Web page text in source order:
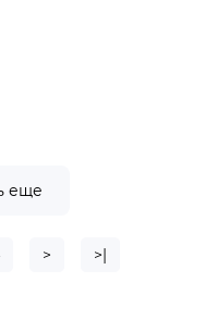
еще
> >|